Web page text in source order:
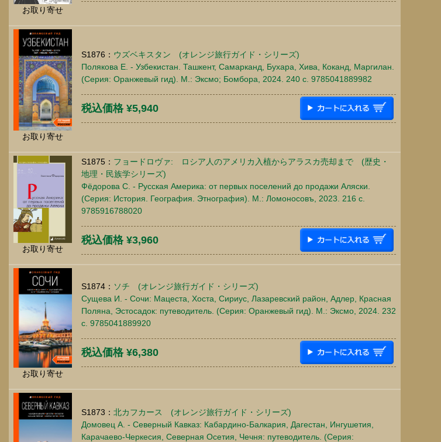
お取り寄せ
お取り寄せ
S1876： ウズベキスタン (オレンジ旅行ガイド・シリーズ)
Полякова Е. - Узбекистан. Ташкент, Самарканд, Бухара, Хива, Коканд, Маргилан.
(Серия: Оранжевый гид). М.: Эксмо; Бомбора, 2024. 240 c. 9785041889982
税込価格 ¥5,940
お取り寄せ
S1875： フョードロヴァ: ロシア人のアメリカ入植からアラスカ売却まで (歴史・
地理・民族学シリーズ)
Фёдорова С. - Русская Америка: от первых поселений до продажи Аляски.
(Серия: История. География. Этнография). М.: Ломоносовъ, 2023. 216 c.
9785916788020
税込価格 ¥3,960
お取り寄せ
S1874： ソチ (オレンジ旅行ガイド・シリーズ)
Сущева И. - Сочи: Мацеста, Хоста, Сириус, Лазаревский район, Адлер, Красная
Поляна, Эстосадок: путеводитель. (Серия: Оранжевый гид). М.: Эксмо, 2024. 232
c. 9785041889920
税込価格 ¥6,380
S1873： 北カフカース (オレンジ旅行ガイド・シリーズ)
Домовец А. - Северный Кавказ: Кабардино-Балкария, Дагестан, Ингушетия,
Карачаево-Черкесия, Северная Осетия, Чечня: путеводитель. (Серия: